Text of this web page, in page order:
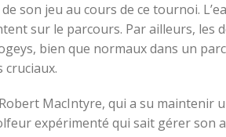
son jeu au cours de ce tournoi.
sur le parcours. Par ailleurs,
bien que normaux dans un
MacIntyre, qui a su maintenir
expérimenté qui sait gérer son